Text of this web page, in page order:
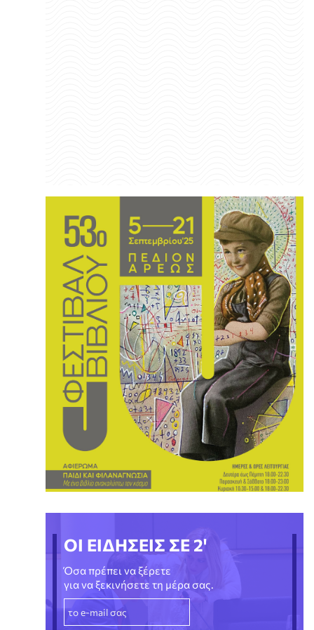
ΟΙ ΕΙΔΗΣΕΙΣ ΣΕ 2'
Όσα πρέπει να ξέρετε
για να ξεκινήσετε τη μέρα σας.